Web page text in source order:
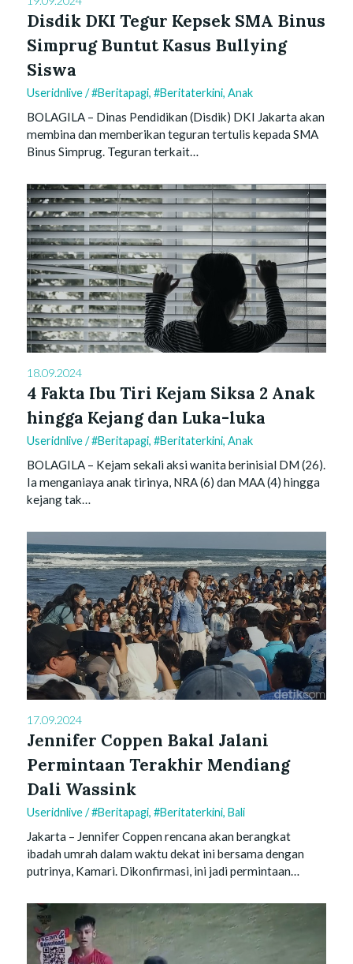
Disdik DKI Tegur Kepsek SMA Binus
Simprug Buntut Kasus Bullying
Siswa
Useridnlive/#beritapagi, #beritaterkini, Anak
BOLAGILA – Dinas Pendidikan (Disdik) DKI Jakarta akan
membina dan memberikan teguran tertulis kepada SMA
Binus Simprug. Teguran terkait…
18.09.2024
4 Fakta Ibu Tiri Kejam Siksa 2 Anak
hingga Kejang dan Luka-luka
Useridnlive/#beritapagi, #beritaterkini, Anak
BOLAGILA – Kejam sekali aksi wanita berinisial DM (26).
Ia menganiaya anak tirinya, NRA (6) dan MAA (4) hingga
kejang tak…
17.09.2024
Jennifer Coppen Bakal Jalani
Permintaan Terakhir Mendiang
Dali Wassink
Useridnlive/#beritapagi, #beritaterkini, Bali
Jakarta – Jennifer Coppen rencana akan berangkat
ibadah umrah dalam waktu dekat ini bersama dengan
putrinya, Kamari. Dikonfirmasi, ini jadi permintaan…